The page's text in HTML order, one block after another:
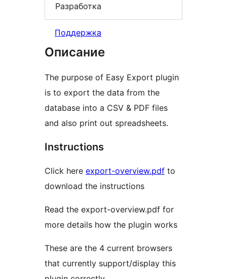
Разработка
Поддержка
Описание
The purpose of Easy Export plugin
is to export the data from the
database into a CSV & PDF files
and also print out spreadsheets.
Instructions
Click here export-overview.pdf to
download the instructions
Read the export-overview.pdf for
more details how the plugin works
These are the 4 current browsers
that currently support/display this